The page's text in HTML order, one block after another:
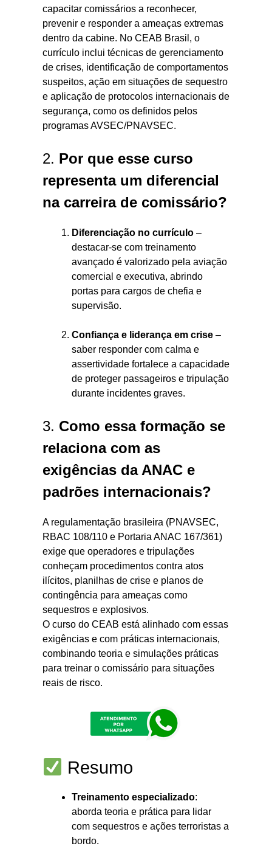
capacitar comissários a reconhecer,
prevenir e responder a ameaças extremas
dentro da cabine. No CEAB Brasil, o
currículo inclui técnicas de gerenciamento
de crises, identificação de comportamentos
suspeitos, ação em situações de sequestro
e aplicação de protocolos internacionais de
segurança, como os definidos pelos
programas AVSEC/PNAVSEC.
2. Por que esse curso
representa um diferencial
na carreira de comissário?
Diferenciação no currículo –
destacar-se com treinamento
avançado é valorizado pela aviação
comercial e executiva, abrindo
portas para cargos de chefia e
supervisão.
Confiança e liderança em crise –
saber responder com calma e
assertividade fortalece a capacidade
de proteger passageiros e tripulação
durante incidentes graves.
3. Como essa formação se
relaciona com as
exigências da ANAC e
padrões internacionais?
A regulamentação brasileira (PNAVSEC,
RBAC 108/110 e Portaria ANAC 167/361)
exige que operadores e tripulações
conheçam procedimentos contra atos
ilícitos, planilhas de crise e planos de
contingência para ameaças como
sequestros e explosivos.
O curso do CEAB está alinhado com essas
exigências e com práticas internacionais,
combinando teoria e simulações práticas
para treinar o comissário para situações
reais de risco.
Resumo
Treinamento especializado:
aborda teoria e prática para lidar
com sequestros e ações terroristas a
bordo.